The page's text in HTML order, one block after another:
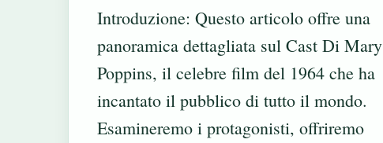
Introduzione: Questo articolo offre una
panoramica dettagliata sul Cast Di Mary
Poppins, il celebre film del 1964 che ha
incantato il pubblico di tutto il mondo.
Esamineremo i protagonisti, offriremo